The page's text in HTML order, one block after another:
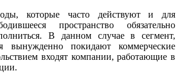
которые часто действуют и для
пространство обязательно
В данном случае в сегмент,
вынужденно покидают коммерческие
входят компании, работающие в